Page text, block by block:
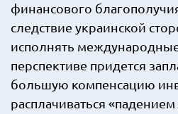
финансового
следствие украинской
исполнять международные
перспективе придется
большую компенсацию
расплачиваться